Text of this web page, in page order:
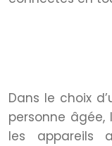
Dans le choix
personne
les appareils